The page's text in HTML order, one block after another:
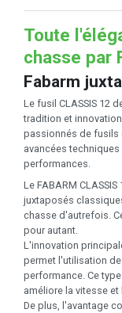
Toute
chasse par
Fabarm
Le fusil CLASSIS 12
tradition et
passionnés de fusils
avancées
performances.
Le FABARM
juxtaposés
chasse d'autrefois.
pour autant.
L'innovation
permet l'utilisation
performance. Ce
améliore la vitesse
De plus, l'avantage